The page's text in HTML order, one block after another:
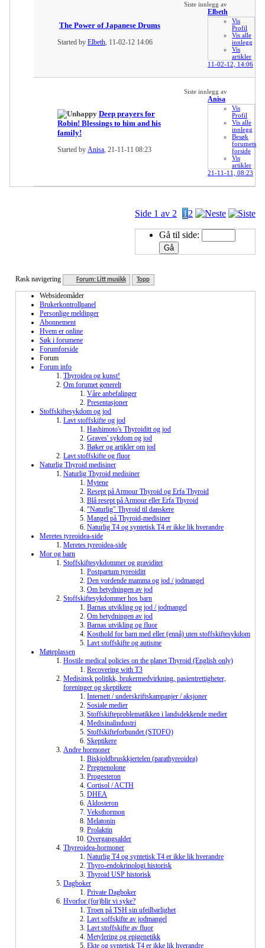
The Power of Japanese Drums
Started by Elbeth, 11-02-12 14:06
Siste innlegg av
Elbeth
Vis
Profil
Vis alle
innlegg
Vis
artikler
11-02-12, 14:06
Deep prayers for
Robin! Blessings to him and his
family!
Started by Anisa, 21-11-11 08:23
Siste innlegg av
Anisa
Vis
Profil
Vis alle
innlegg
Besøk
forumets
forside
Vis
artikler
21-11-11, 08:23
Side 1 av 2 12
Gå til side:
Rask navigering Forum: Litt musikk Topp
Websideomåder
Brukerkontrollpanel
Personlige meldinger
Abonnement
Hvem er online
Søk i forumene
Forumforside
Forum
Forum info
Thyroidea og kunst!
Om forumet generelt
Våre anbefalinger
Presentasjoner
Stoffskiftesykdom og jod
Lavt stoffskifte og jod
Hashimoto's Thyroiditt og jod
Graves' sykdom og jod
Bøker og artikler om jod
Lavt stoffskifte og fluor
Naturlig Thyroid medisiner
Naturlig Thyroid medisiner
Mytene
Resept på Armour Thyroid og Erfa Thyroid
Blå resept på Armour eller Erfa Thyroid
"Naturlig" Thyroid til danskere
Mangel på Thyroid-medisiner
Naturlig T4 og syntetisk T4 er ikke lik hverandre
Meretes tyreoidea-side
Meretes tyreoidea-side
Mor og barn
Stoffskiftesykdommer og graviditet
Postpartum tyreoiditt
Den vordende mamma og jod / jodmangel
Om betydningen av jod
Stoffskiftesykdommer hos barn
Barnas utvikling og jod / jodmangel
Om betydningen av jod
Barnas utvikling og fluor
Kosthold for barn med eller (ennå) uten stoffskiftesykdom
Lavt stoffskifte og autisme
Møteplassen
Hostile medical policies on the planet Thyroid (English only)
Recovering with T3
Medisinsk politikk, brukermedvirkning, pasientrettigheter,
foreninger og skeptikere
Internett / underskriftskampanjer / aksjoner
Sosiale medier
Stoffskifteproblematikken i landsdekkende medier
Medisinalindustri
Stoffskifteforbundet (STOFO)
Skeptikere
Andre hormoner
Biskjoldbruskkjertelen (parathyreoidea)
Pregnenolone
Progesteron
Cortisol / ACTH
DHEA
Aldosteron
Veksthormon
Melatonin
Prolaktin
Overgangsalder
Thyreoidea-hormoner
Naturlig T4 og syntetisk T4 er ikke lik hverandre
Thyro-endokrinologi historisk
Thyroid USP historisk
Dagboker
Private Dagboker
Hvorfor (for)blir vi syke?
Troen på TSH sin ufeilbarlighet
Lavt soffskifte av jodmangel
Lavt stoffskifte av fluor
Metylering og epigenetikk
Ekte og syntetisk T4 er ikke lik hverandre